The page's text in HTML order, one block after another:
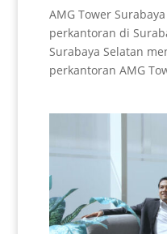
AMG Tower
perkantoran di
Surabaya Selatan
perkantoran AMG